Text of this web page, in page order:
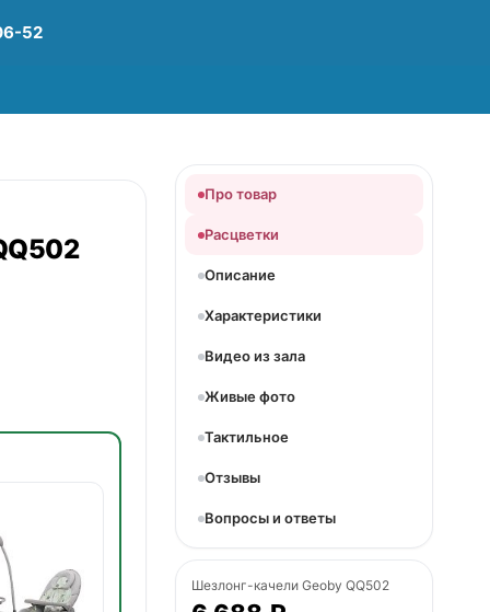
52
Про товар
Расцветки
Описание
Характеристики
Видео из зала
Живые фото
Тактильное
Отзывы
Вопросы и ответы
Шезлонг-качели Geoby QQ502